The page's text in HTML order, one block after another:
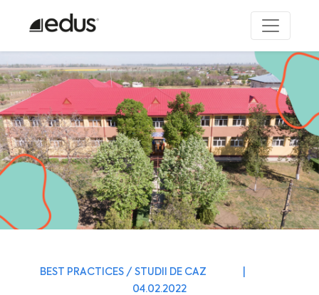
BEST PRACTICES / STUDII DE CAZ
04.02.2022